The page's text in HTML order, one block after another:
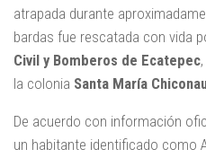
atrapada durante
bardas fue rescatada con vida
Civil y Bomberos de Ecatepec
la colonia Santa María
De acuerdo con información
un habitante identificado como